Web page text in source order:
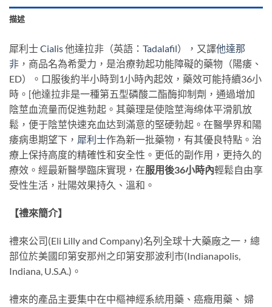
描述
犀利士Cialis他達拉非（英語： Tadalafil），又譯他達那
非 ，商品名為希愛力，是治療勃起功能障礙的藥物（陽痿、
ED）。口服後約半小時到1小時內起效，藥效可能持續36小
時。[他達拉非是一種第五型磷酸二酯酶抑制劑，通過增加
陰莖血流量而促進勃起。其藥理是使陰莖海绵体平滑肌放
鬆，便于陰莖快速充血达到滿意的堅硬勃起。在醫學界和陽
痿病患期望下， 犀利士作為新一批藥物，有其優良特點。治
療上保持高度的精確性和安全性。更低的副作用，更持久的
療效。經最新醫學臨床實現，在服用後36小時內輕鬆自由享
受性生活，壯陽效果持久、溫和。
【禮來簡介】
禮來公司(Eli Lilly and Company)名列全球十大藥廠之一，總
部位於美國印第安那州之印第安那波利市(Indianapolis,
Indiana, U.S.A.)。
禮來的產品主要集中在中樞神經系統用藥、癌癥用藥、 婦